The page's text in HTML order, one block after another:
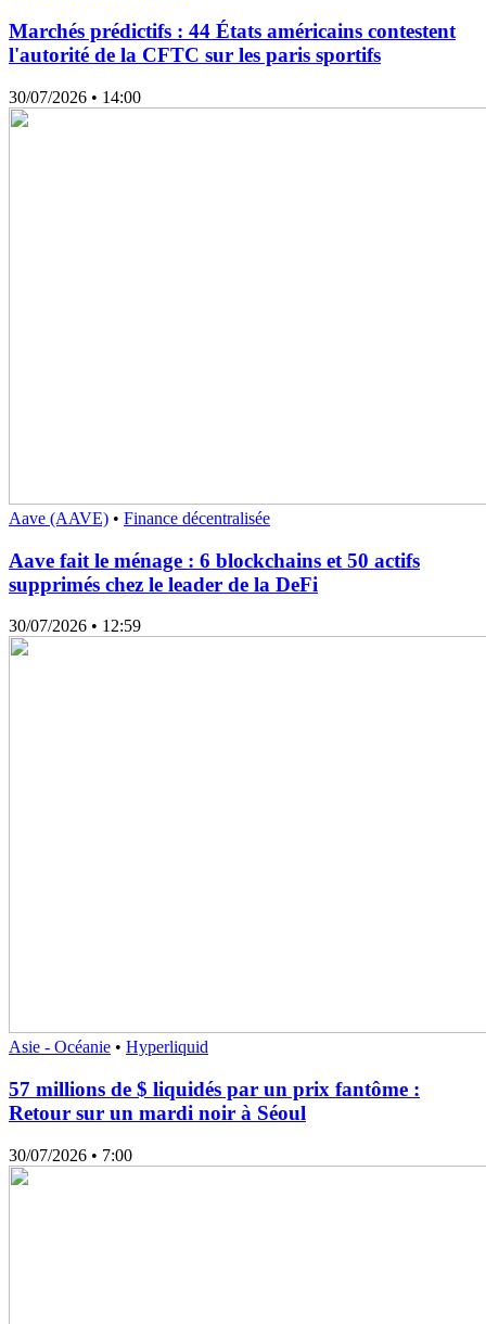
Marchés prédictifs : 44 États américains contestent
l'autorité de la CFTC sur les paris sportifs
30/07/2026 • 14:00
Aave (AAVE) • Finance décentralisée
Aave fait le ménage : 6 blockchains et 50 actifs
supprimés chez le leader de la DeFi
30/07/2026 • 12:59
Asie - Océanie • Hyperliquid
57 millions de $ liquidés par un prix fantôme :
Retour sur un mardi noir à Séoul
30/07/2026 • 7:00